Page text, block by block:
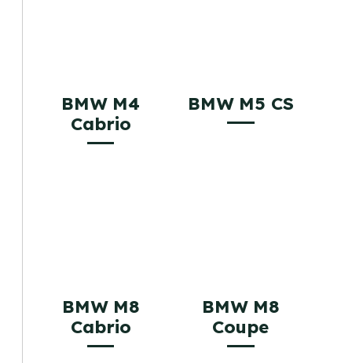
BMW M4
Cabrio
BMW M5 CS
BMW M8
Cabrio
BMW M8
Coupe